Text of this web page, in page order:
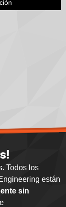
Todos los
están
sin